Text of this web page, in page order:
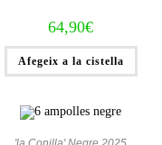
64,90€
Afegeix a la cistella